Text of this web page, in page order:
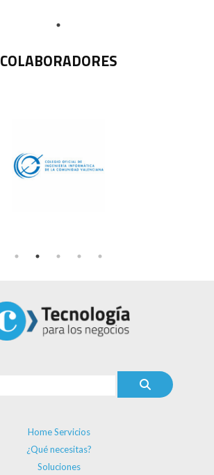
COLABORADORES
Home Servicios
¿Qué necesitas?
Soluciones